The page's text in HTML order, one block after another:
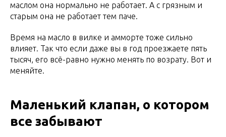
маслом она нормально не работает. А с грязным и
старым она не работает тем паче.
Время на масло в вилке и амморте тоже сильно
влияет. Так что если даже вы в год проезжаете пять
тысяч, его всё-равно нужно менять по возрату. Вот и
меняйте.
Маленький клапан, о котором
все забывают